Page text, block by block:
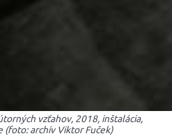
vzťahov, 2018, inštalácia,
(foto: archív Viktor Fuček)